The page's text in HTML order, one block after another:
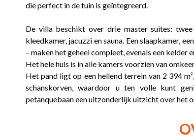
die perfect in de tuin is geïntegreerd.
De villa beschikt over drie master suites:
kleedkamer, jacuzzi en sauna. Een slaapkamer,
– maken het geheel compleet, evenals een kelder
Het hele huis is in alle kamers voorzien van
Het pand ligt op een hellend terrein van 2 394
schanskorven, waardoor u ten volle kunt
petanquebaan een uitzonderlijk uitzicht over het